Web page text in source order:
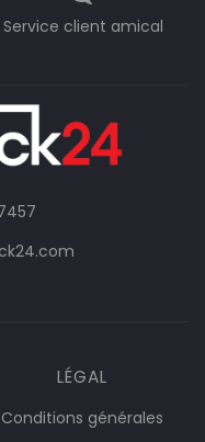
Service client amical
LÉGAL
Conditions générales